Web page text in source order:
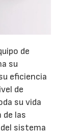
de
su
eficiencia
de
su vida
de las
sistema